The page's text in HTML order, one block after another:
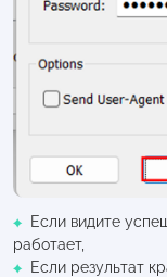
Если видите
работает,
Если результат